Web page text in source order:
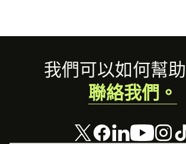
Footer我們可以如何幫
聯絡我們。